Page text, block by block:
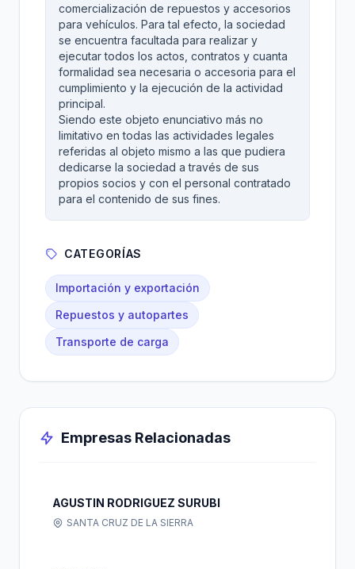
comercialización de repuestos y accesorios
para vehículos. Para tal efecto, la sociedad
se encuentra facultada para realizar y
ejecutar todos los actos, contratos y cuanta
formalidad sea necesaria o accesoria para el
cumplimiento y la ejecución de la actividad
principal.
Siendo este objeto enunciativo más no
limitativo en todas las actividades legales
referidas al objeto mismo a las que pudiera
dedicarse la sociedad a través de sus
propios socios y con el personal contratado
para el contenido de sus fines.
CATEGORÍAS
Importación y exportación
Repuestos y autopartes
Transporte de carga
Empresas Relacionadas
AGUSTIN RODRIGUEZ SURUBI
SANTA CRUZ DE LA SIERRA